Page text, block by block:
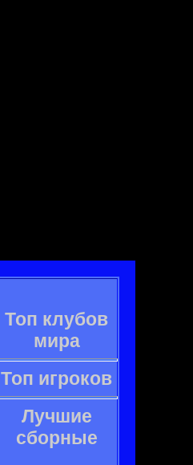
Топ клубов
мира
Топ игроков
Лучшие
сборные